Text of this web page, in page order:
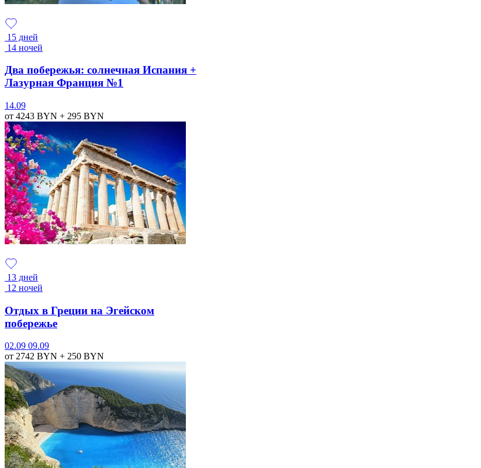
15 дней
14 ночей
Два побережья: солнечная Испания +
Лазурная Франция №1
14.09
от 4243 BYN + 295 BYN
13 дней
12 ночей
Отдых в Греции на Эгейском
побережье
02.09 09.09
от 2742 BYN + 250 BYN